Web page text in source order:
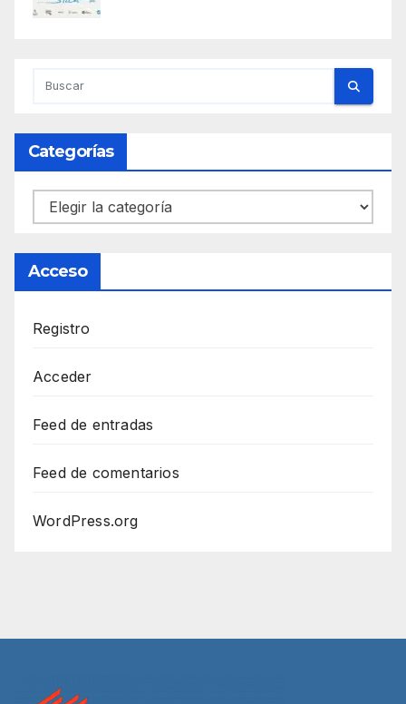
Categorías
Categorías
Acceso
Registro
Acceder
Feed de entradas
Feed de comentarios
WordPress.org